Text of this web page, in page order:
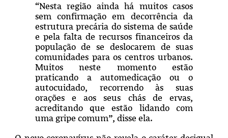
“Nesta região ainda há muitos casos
sem confirmação em decorrência da
estrutura precária do sistema de saúde
e pela falta de recursos financeiros da
população de se deslocarem de suas
comunidades para os centros urbanos.
Muitos neste momento estão
praticando a automedicação ou o
autocuidado, recorrendo às suas
orações e aos seus chás de ervas,
acreditando que estão lidando com
uma gripe comum”, disse ela.